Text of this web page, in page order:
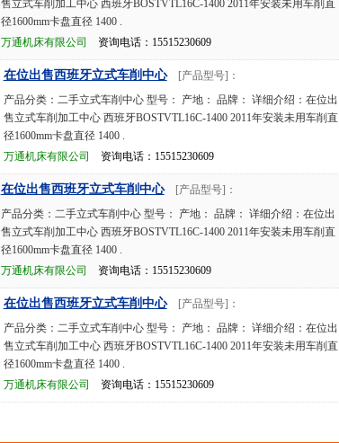
售立式车削加工中心 西班牙BOSTVTL16C-1400 2011年安装未用车削直
径1600mm卡盘直径 1400 .
万通机床有限公司
资询电话：15515230609
在位出售西班牙立式车削中心
[产品型号]：
产品分类：二手立式车削中心 型号： 产地： 品牌： 详细介绍：在位出
售立式车削加工中心 西班牙BOSTVTL16C-1400 2011年安装未用车削直
径1600mm卡盘直径 1400 .
万通机床有限公司
资询电话：15515230609
在位出售西班牙立式车削中心
[产品型号]：
产品分类：二手立式车削中心 型号： 产地： 品牌： 详细介绍：在位出
售立式车削加工中心 西班牙BOSTVTL16C-1400 2011年安装未用车削直
径1600mm卡盘直径 1400 .
万通机床有限公司
资询电话：15515230609
在位出售西班牙立式车削中心
[产品型号]：
产品分类：二手立式车削中心 型号： 产地： 品牌： 详细介绍：在位出
售立式车削加工中心 西班牙BOSTVTL16C-1400 2011年安装未用车削直
径1600mm卡盘直径 1400 .
万通机床有限公司
资询电话：15515230609